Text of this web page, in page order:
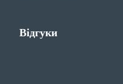
Відгуки